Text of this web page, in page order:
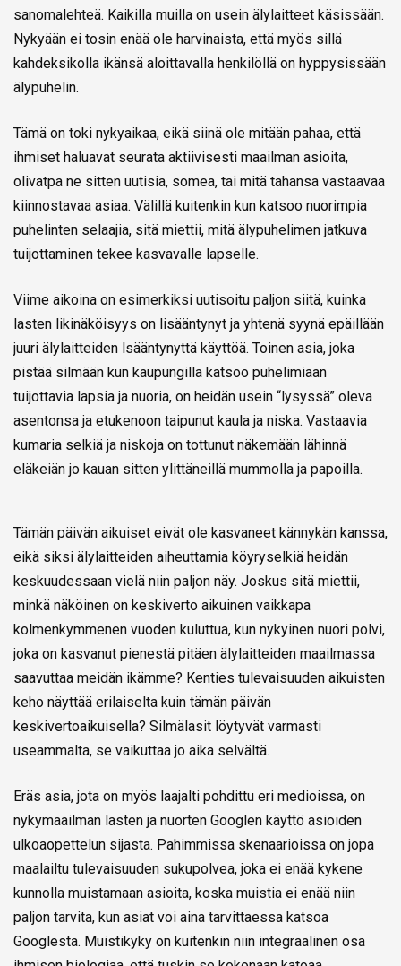
sanomalehteä. Kaikilla muilla on usein älylaitteet käsissään.
Nykyään ei tosin enää ole harvinaista, että myös sillä
kahdeksikolla ikänsä aloittavalla henkilöllä on hyppysissään
älypuhelin.
Tämä on toki nykyaikaa, eikä siinä ole mitään pahaa, että
ihmiset haluavat seurata aktiivisesti maailman asioita,
olivatpa ne sitten uutisia, somea, tai mitä tahansa vastaavaa
kiinnostavaa asiaa. Välillä kuitenkin kun katsoo nuorimpia
puhelinten selaajia, sitä miettii, mitä älypuhelimen jatkuva
tuijottaminen tekee kasvavalle lapselle.
Viime aikoina on esimerkiksi uutisoitu paljon siitä, kuinka
lasten likinäköisyys on lisääntynyt ja yhtenä syynä epäillään
juuri älylaitteiden lsääntynyttä käyttöä. Toinen asia, joka
pistää silmään kun kaupungilla katsoo puhelimiaan
tuijottavia lapsia ja nuoria, on heidän usein “lysyssä” oleva
asentonsa ja etukenoon taipunut kaula ja niska. Vastaavia
kumaria selkiä ja niskoja on tottunut näkemään lähinnä
eläkeiän jo kauan sitten ylittäneillä mummolla ja papoilla.
Tämän päivän aikuiset eivät ole kasvaneet kännykän kanssa,
eikä siksi älylaitteiden aiheuttamia köyryselkiä heidän
keskuudessaan vielä niin paljon näy. Joskus sitä miettii,
minkä näköinen on keskiverto aikuinen vaikkapa
kolmenkymmenen vuoden kuluttua, kun nykyinen nuori polvi,
joka on kasvanut pienestä pitäen älylaitteiden maailmassa
saavuttaa meidän ikämme? Kenties tulevaisuuden aikuisten
keho näyttää erilaiselta kuin tämän päivän
keskivertoaikuisella? Silmälasit löytyvät varmasti
useammalta, se vaikuttaa jo aika selvältä.
Eräs asia, jota on myös laajalti pohdittu eri medioissa, on
nykymaailman lasten ja nuorten Googlen käyttö asioiden
ulkoaopettelun sijasta. Pahimmissa skenaarioissa on jopa
maalailtu tulevaisuuden sukupolvea, joka ei enää kykene
kunnolla muistamaan asioita, koska muistia ei enää niin
paljon tarvita, kun asiat voi aina tarvittaessa katsoa
Googlesta. Muistikyky on kuitenkin niin integraalinen osa